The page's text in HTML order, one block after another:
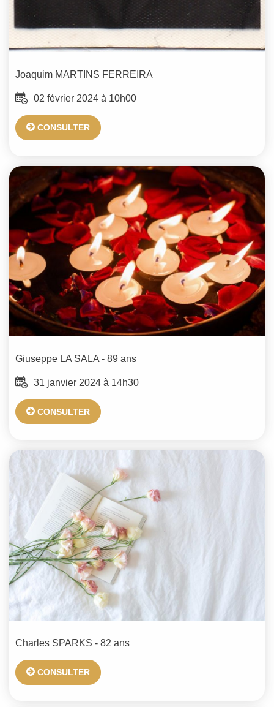
Joaquim MARTINS FERREIRA
02 février 2024 à 10h00
CONSULTER
Giuseppe LA SALA - 89 ans
31 janvier 2024 à 14h30
CONSULTER
Charles SPARKS - 82 ans
CONSULTER